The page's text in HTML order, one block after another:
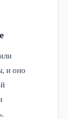
и оно